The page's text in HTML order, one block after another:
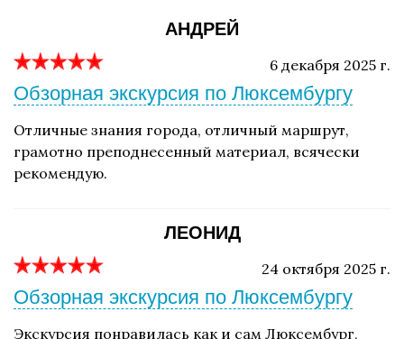
АНДРЕЙ
6 декабря 2025 г.
Обзорная экскурсия по Люксембургу
Отличные знания города, отличный маршрут,
грамотно преподнесенный материал, всячески
рекомендую.
ЛЕОНИД
24 октября 2025 г.
Обзорная экскурсия по Люксембургу
Экскурсия понравилась как и сам Люксембург,